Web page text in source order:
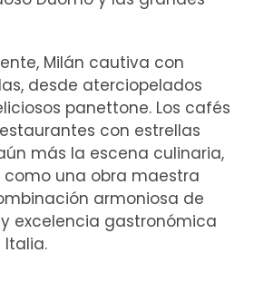
Milán cautiva con
desde aterciopelados
panettone. Los cafés
con estrellas
más la escena culinaria,
como una obra maestra
armoniosa de
excelencia gastronómica
Italia.